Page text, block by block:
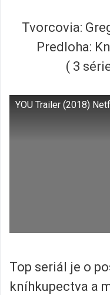
Tvorcovia:
Predloha:
( 3
YOU Trailer (2018)
Top seriál je o
kníhkupectva a